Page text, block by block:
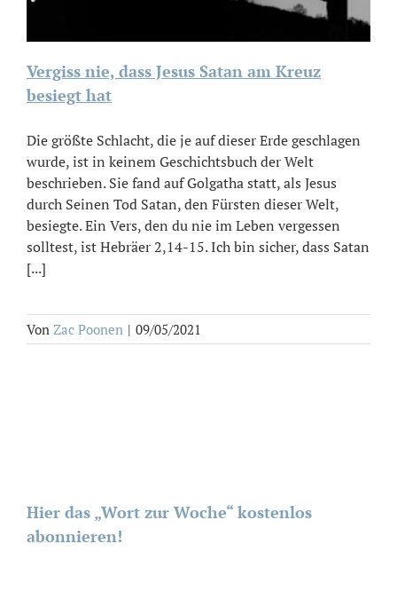
Vergiss nie, dass Jesus Satan am Kreuz
besiegt hat
Die größte Schlacht, die je auf dieser Erde geschlagen
wurde, ist in keinem Geschichtsbuch der Welt
beschrieben. Sie fand auf Golgatha statt, als Jesus
durch Seinen Tod Satan, den Fürsten dieser Welt,
besiegte. Ein Vers, den du nie im Leben vergessen
solltest, ist Hebräer 2,14-15. Ich bin sicher, dass Satan
[...]
Von Zac Poonen | 09/05/2021
Hier das „Wort zur Woche“ kostenlos
abonnieren!